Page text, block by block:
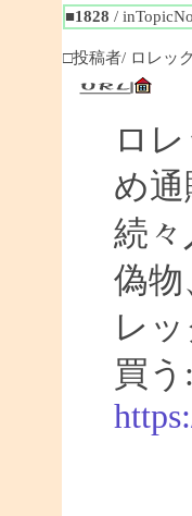
■1828 /
□投稿者/ ロレッ
ロ
め通
続
偽
レ
買